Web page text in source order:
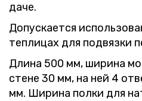
даче.
Допускается
теплицах для подвязки
Длина 500 мм, ширина
стене 30 мм, на ней 4
мм. Ширина полки для